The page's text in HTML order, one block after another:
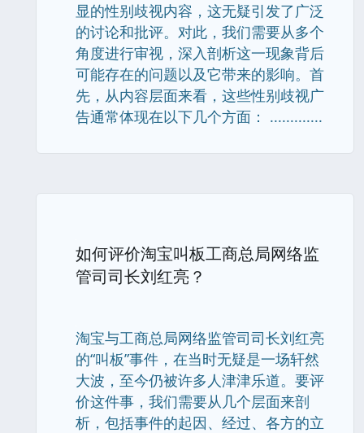
显的性别歧视内容，这无疑引发了广泛
的讨论和批评。对此，我们需要从多个
角度进行审视，深入剖析这一现象背后
可能存在的问题以及它带来的影响。首
先，从内容层面来看，这些性别歧视广
告通常体现在以下几个方面： .............
如何评价淘宝叫板工商总局网络监
管司司长刘红亮？
淘宝与工商总局网络监管司司长刘红亮
的“叫板”事件，在当时无疑是一场轩然
大波，至今仍被许多人津津乐道。要评
价这件事，我们需要从几个层面来剖
析，包括事件的起因、经过、各方的立